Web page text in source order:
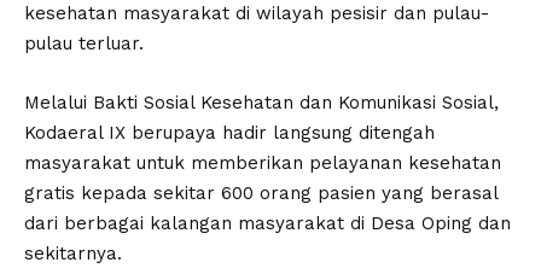
kesehatan masyarakat di wilayah pesisir dan pulau-
pulau terluar.
Melalui Bakti Sosial Kesehatan dan Komunikasi Sosial,
Kodaeral IX berupaya hadir langsung ditengah
masyarakat untuk memberikan pelayanan kesehatan
gratis kepada sekitar 600 orang pasien yang berasal
dari berbagai kalangan masyarakat di Desa Oping dan
sekitarnya.